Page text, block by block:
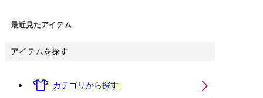
最近見たアイテム
アイテムを探す
カテゴリから探す